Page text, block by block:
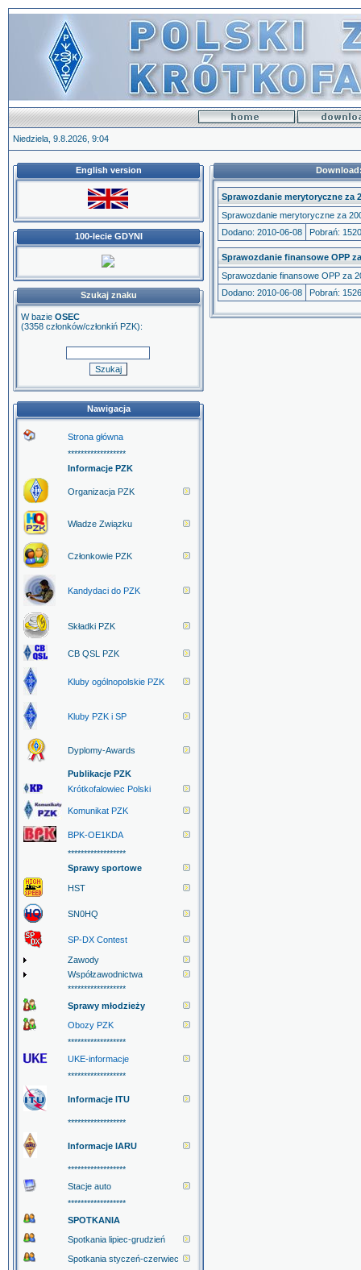
Niedziela, 9.8.2026, 9:04
English version
100-lecie GDYNI
Szukaj znaku
W bazie OSEC
(3358 członków/członkiń PZK):
Nawigacja
Strona główna
******************
Informacje PZK
Organizacja PZK
Władze Związku
Członkowie PZK
Kandydaci do PZK
Składki PZK
CB QSL PZK
Kluby ogólnopolskie PZK
Kluby PZK i SP
Dyplomy-Awards
Publikacje PZK
Krótkofalowiec Polski
Komunikat PZK
BPK-OE1KDA
******************
Sprawy sportowe
HST
SN0HQ
SP-DX Contest
Zawody
Współzawodnictwa
******************
Sprawy młodzieży
Obozy PZK
******************
UKE-informacje
******************
Informacje ITU
******************
Informacje IARU
******************
Stacje auto
******************
SPOTKANIA
Spotkania lipiec-grudzień
Spotkania styczeń-czerwiec
Sprawozdanie merytoryczne za
Sprawozdanie merytoryczne za
Dodano: 2010-06-08
Pobrań: 1520
Sprawozdanie finansowe OPP
Sprawozdanie finansowe OPP za
Dodano: 2010-06-08
Pobrań: 1526